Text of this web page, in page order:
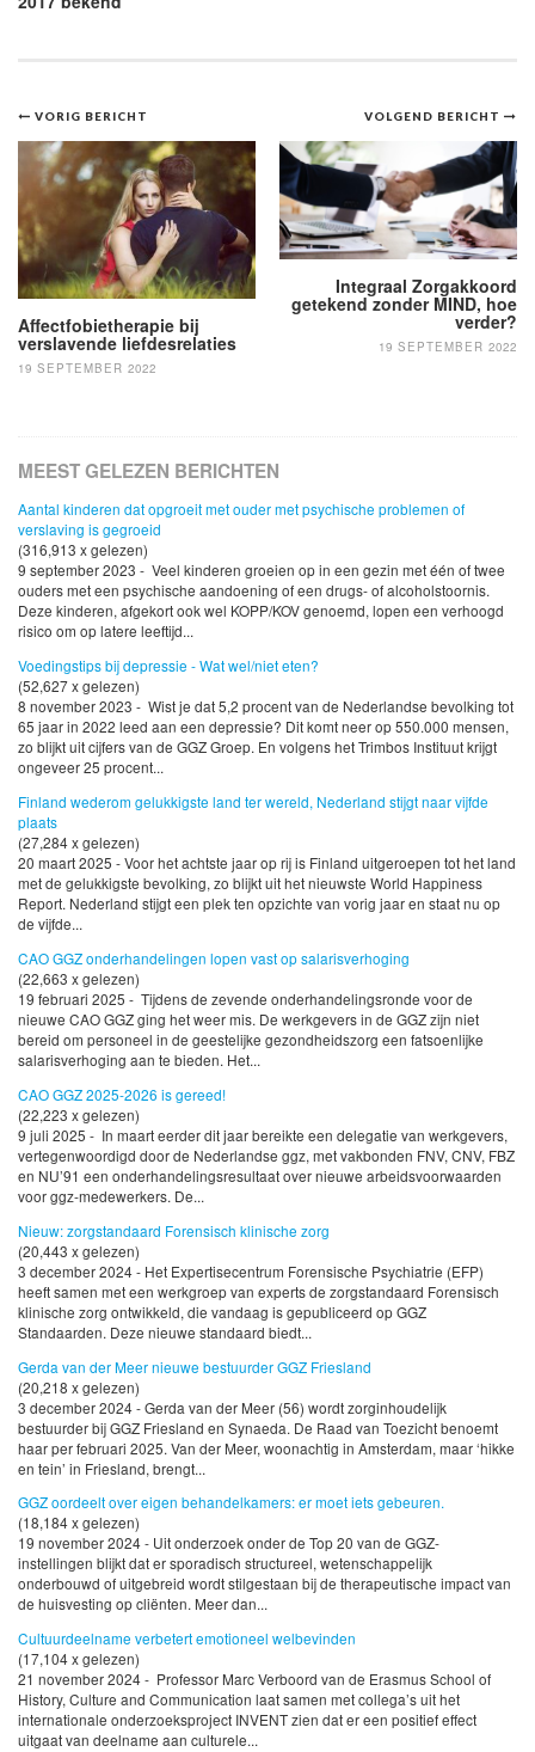
Bericht
navigatie
VOLGEND BERICHT
Integraal Zorgakkoord
getekend zonder MIND, hoe
verder?
19 SEPTEMBER 2022
VORIG BERICHT
Affectfobietherapie bij
verslavende liefdesrelaties
19 SEPTEMBER 2022
MEEST GELEZEN BERICHTEN
Aantal kinderen dat opgroeit met ouder met psychische problemen of
verslaving is gegroeid
(316,913 x gelezen)
9 september 2023 - Veel kinderen groeien op in een gezin met één of twee
ouders met een psychische aandoening of een drugs- of alcoholstoornis.
Deze kinderen, afgekort ook wel KOPP/KOV genoemd, lopen een verhoogd
risico om op latere leeftijd...
Voedingstips bij depressie - Wat wel/niet eten?
(52,627 x gelezen)
8 november 2023 - Wist je dat 5,2 procent van de Nederlandse bevolking tot
65 jaar in 2022 leed aan een depressie? Dit komt neer op 550.000 mensen,
zo blijkt uit cijfers van de GGZ Groep. En volgens het Trimbos Instituut krijgt
ongeveer 25 procent...
Finland wederom gelukkigste land ter wereld, Nederland stijgt naar vijfde
plaats
(27,284 x gelezen)
20 maart 2025 - Voor het achtste jaar op rij is Finland uitgeroepen tot het land
met de gelukkigste bevolking, zo blijkt uit het nieuwste World Happiness
Report. Nederland stijgt een plek ten opzichte van vorig jaar en staat nu op
de vijfde...
CAO GGZ onderhandelingen lopen vast op salarisverhoging
(22,663 x gelezen)
19 februari 2025 - Tijdens de zevende onderhandelingsronde voor de
nieuwe CAO GGZ ging het weer mis. De werkgevers in de GGZ zijn niet
bereid om personeel in de geestelijke gezondheidszorg een fatsoenlijke
salarisverhoging aan te bieden. Het...
CAO GGZ 2025-2026 is gereed!
(22,223 x gelezen)
9 juli 2025 - In maart eerder dit jaar bereikte een delegatie van werkgevers,
vertegenwoordigd door de Nederlandse ggz, met vakbonden FNV, CNV, FBZ
en NU’91 een onderhandelingsresultaat over nieuwe arbeidsvoorwaarden
voor ggz-medewerkers. De...
Nieuw: zorgstandaard Forensisch klinische zorg
(20,443 x gelezen)
3 december 2024 - Het Expertisecentrum Forensische Psychiatrie (EFP)
heeft samen met een werkgroep van experts de zorgstandaard Forensisch
klinische zorg ontwikkeld, die vandaag is gepubliceerd op GGZ
Standaarden. Deze nieuwe standaard biedt...
Gerda van der Meer nieuwe bestuurder GGZ Friesland
(20,218 x gelezen)
3 december 2024 - Gerda van der Meer (56) wordt zorginhoudelijk
bestuurder bij GGZ Friesland en Synaeda. De Raad van Toezicht benoemt
haar per februari 2025. Van der Meer, woonachtig in Amsterdam, maar ‘hikke
en tein’ in Friesland, brengt...
GGZ oordeelt over eigen behandelkamers: er moet iets gebeuren.
(18,184 x gelezen)
19 november 2024 - Uit onderzoek onder de Top 20 van de GGZ-
instellingen blijkt dat er sporadisch structureel, wetenschappelijk
onderbouwd of uitgebreid wordt stilgestaan bij de therapeutische impact van
de huisvesting op cliënten. Meer dan...
Cultuurdeelname verbetert emotioneel welbevinden
(17,104 x gelezen)
21 november 2024 - Professor Marc Verboord van de Erasmus School of
History, Culture and Communication laat samen met collega’s uit het
internationale onderzoeksproject INVENT zien dat er een positief effect
uitgaat van deelname aan culturele...